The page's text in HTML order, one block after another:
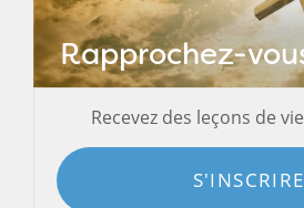
Rapprochez-
Recevez des leçons de
S'INSCRIRE